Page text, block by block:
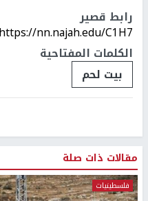
رابط قصير
https://nn.najah.edu/C1H7/
الكلمات المفتاحية
بيت لحم
مقالات ذات صلة
فلسطينيات